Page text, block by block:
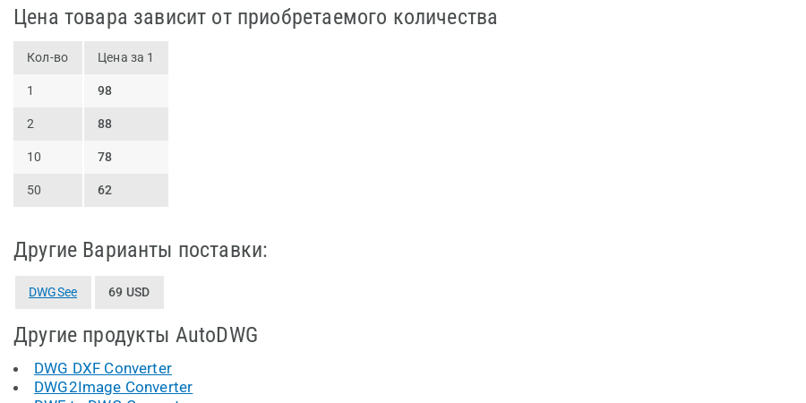
Цена товара зависит от приобретаемого количества
Кол-во Цена за 1
1 98
2 88
10 78
50 62
Другие Варианты поставки:
DWGSee 69 USD
Другие продукты AutoDWG
DWG DXF Converter
DWG2Image Converter